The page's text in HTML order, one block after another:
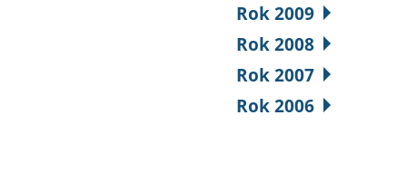
Rok 2009
Rok 2008
Rok 2007
Rok 2006